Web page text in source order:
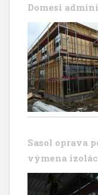
Domesi
Sasol oprava
výmena